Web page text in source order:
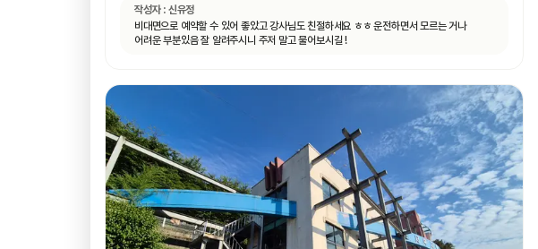
작성자 : 신유정
비대면으로 예약할 수 있어 좋았고 강사님도 친절하세요 ㅎㅎ 운전하면서 모르는 거나
어려운 부분있음 잘 알려주시니 주저 말고 물어보시길 !